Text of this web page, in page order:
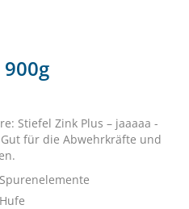
900g
Stiefel Zink Plus – jaaaaa -
für die Abwehrkräfte und